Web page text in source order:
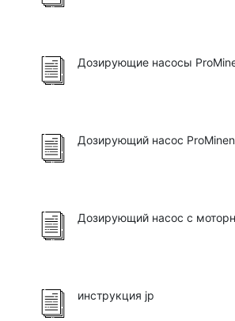
Дозирующие насосы
Дозирующий насос
Дозирующий насос с
инструкция jp